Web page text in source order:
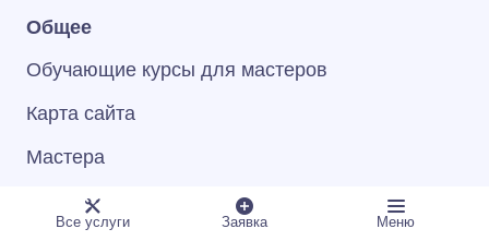
Общее
Обучающие курсы для мастеров
Карта сайта
Мастера
Контакты
Все услуги Заявка Меню